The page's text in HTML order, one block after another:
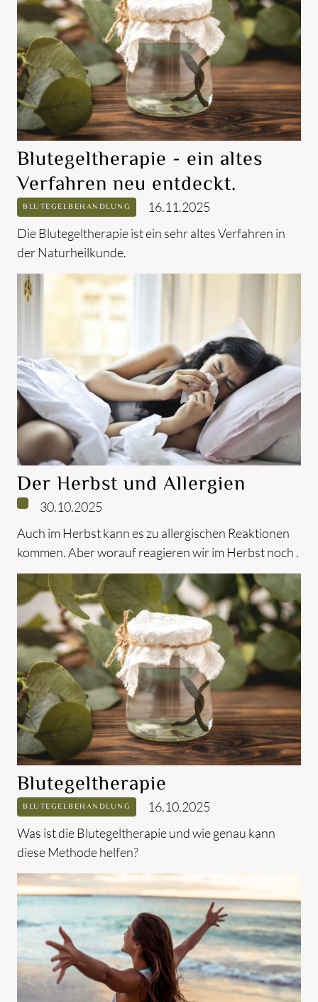
HOME
TINO REINWART
LEISTUNGEN
VITALFELDMESSUNG
INFUSIONSTHERAPIEN
SAUERSTOFFTHERAPIEN
BLUTEGELTHERAPIE
ERNÄHRUNGSBERATUNG
BERATUNG
Blutegeltherapie - ein altes
Verfahren neu entdeckt.
BLUTEGELBEHANDLUNG
16.11.2025
Die Blutegeltherapie ist ein sehr altes Verfahren in
der Naturheilkunde.
Der Herbst und Allergien
30.10.2025
Auch im Herbst kann es zu allergischen Reaktionen
kommen. Aber worauf reagieren wir im Herbst noch .
Blutegeltherapie
BLUTEGELBEHANDLUNG
16.10.2025
Was ist die Blutegeltherapie und wie genau kann
diese Methode helfen?